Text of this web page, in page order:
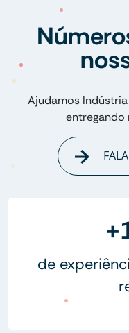
Ajudamos
entregando
de